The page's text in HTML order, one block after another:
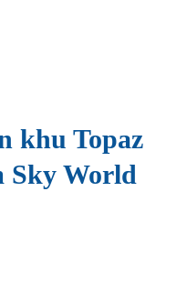
khu Topaz
Sky World